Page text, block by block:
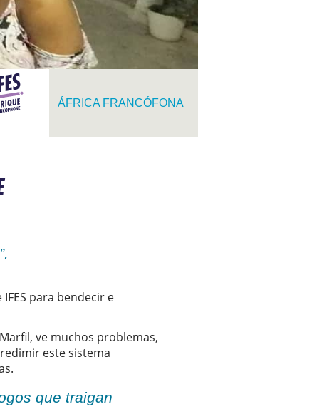
ÁFRICA FRANCÓFONA
para bendecir e
ve muchos problemas,
este sistema
que traigan